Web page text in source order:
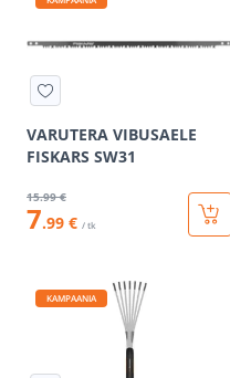
VARUTERA VIBUSAELE
FISKARS SW31
15.99 €
7.99 € / tk
KAMPAANIA